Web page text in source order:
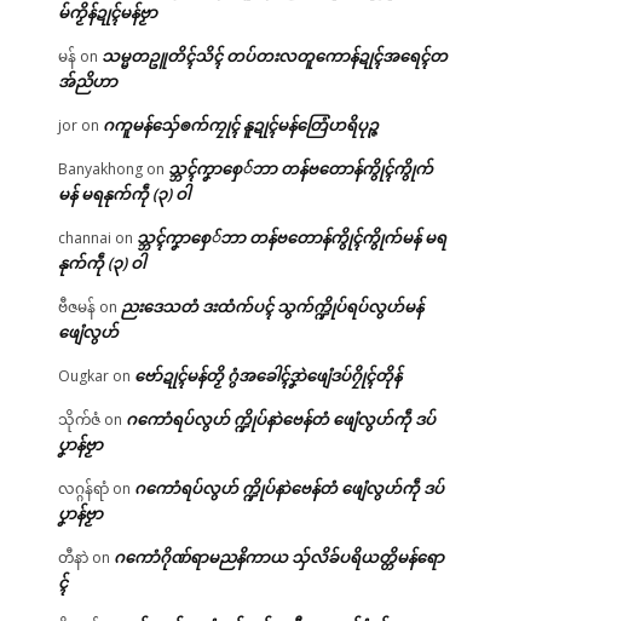
မ်ကၟိန်ဍုၚ်မန်ဗၟာ
မန် on သမ္မတဥူတိၚ်သိၚ် တပ်တးလတူကောန်ဍုၚ်အရေၚ်တ
အ်ညိဟာ
jor on ဂကူမန်​သှ်ေၜက်ကၠုၚ် နူဍုၚ်မန်တြေံဟရိပုဉ္ဇ
Banyakhong on သ္ဘၚ်ကၞာစှေ်ဘာ တန်ဗတောန်ကွိုၚ်ကွိုက်
မန် မရနုက်ကဵု (၃) ဝါ
channai on သ္ဘၚ်ကၞာစှေ်ဘာ တန်ဗတောန်ကွိုၚ်ကွိုက်မန် မရ
နုက်ကဵု (၃) ဝါ
ဗီဇမန် on ညးဒေသတံ ဒးထံက်ပၚ် သွက်က္ဍိုပ်ရပ်လွဟ်မန်
ဖျေံလွဟ်
Ougkar on ဗော်ဍုၚ်မန်တၟိ ဂွံအခေါၚ်ဒၞာဲဖျေံဒပ်ဂၠိုၚ်တိုန်
သိုက်ဇံ on ဂကောံရပ်လွဟ် က္ဍိုပ်နာဲဗေန်တံ ဖျေံလွဟ်ကဵု ဒပ်
ပၞာန်ဗၟာ
လဂ္ဂန်ရာံ on ဂကောံရပ်လွဟ် က္ဍိုပ်နာဲဗေန်တံ ဖျေံလွဟ်ကဵု ဒပ်
ပၞာန်ဗၟာ
တီနာဲ on ဂကောံဂိုဏ်ရာမညနိကာယ သှ်လိခ်ပရိယတ္တိမန်ရော
ၚ်